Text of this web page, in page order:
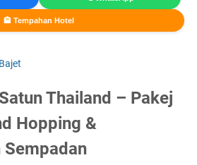
🏨 Tempahan Hotel
Thailand – Pakej
Hopping &
Sempadan